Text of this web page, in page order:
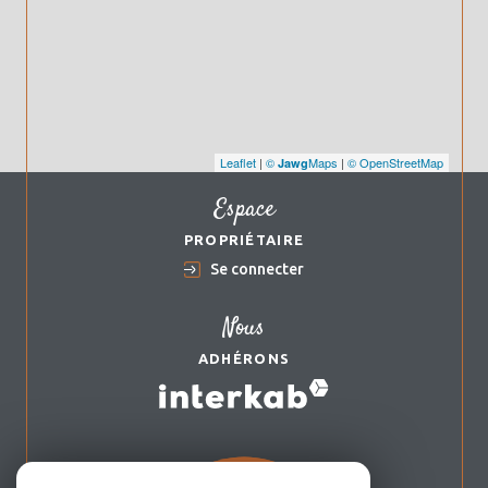
Leaflet | © JawgMaps | © OpenStreetMap
Espace
PROPRIÉTAIRE
Se connecter
Nous
ADHÉRONS